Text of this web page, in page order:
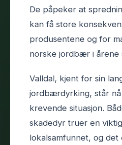
De påpeker at
kan få store
produsentene og for
norske jordbær i årene
Valldal, kjent for sin
jordbærdyrking, står
krevende situasjon.
skadedyr truer en
lokalsamfunnet, og